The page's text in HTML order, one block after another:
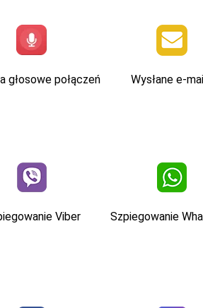
głosowe połączeń Wysłane e-
Viber Szpiegowanie